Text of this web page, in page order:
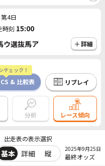
4日
時刻 15:00
ウ選抜馬ア
詳細
チェック！
& 比較表 リプレイ
分析 レース傾向
出走表の表示選択
基本 詳細 縦 2025年9月25日
最終オッズ